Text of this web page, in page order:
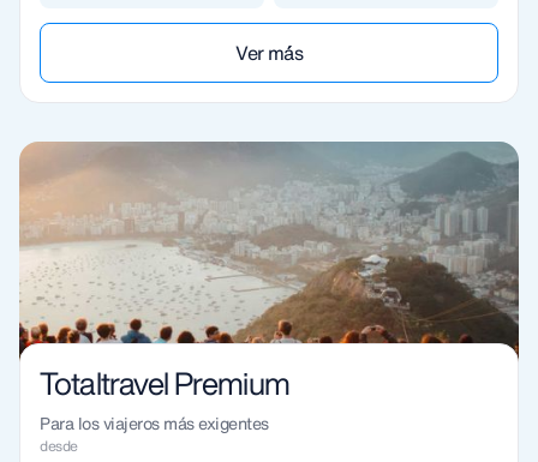
Ver m´ás
Totaltravel Premium
Para los viajeros más exigentes
desde